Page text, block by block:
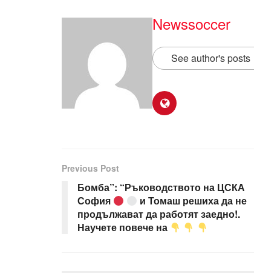
Newssoccer
See author's posts
Previous Post
Бомба”: “Ръководството на ЦСКА
София
и Томаш решиха да не
продължават да работят заедно!.
Научете повече на